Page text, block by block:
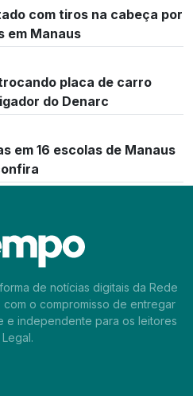
com tiros na cabeça por
em Manaus
placa de carro
do Denarc
em 16 escolas de Manaus
de notícias digitais da Rede
com o compromisso de entregar
e independente para os leitores